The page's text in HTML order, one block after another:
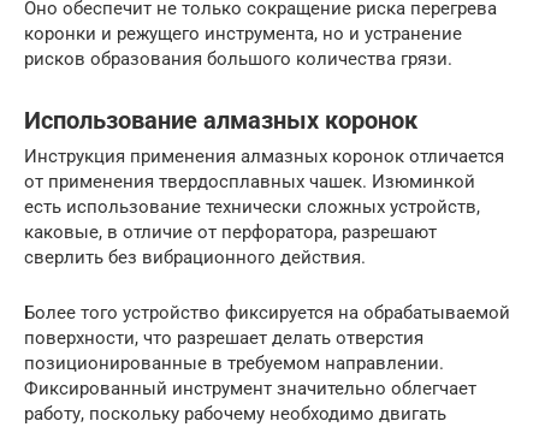
Оно обеспечит не только сокращение риска перегрева
коронки и режущего инструмента, но и устранение
рисков образования большого количества грязи.
Использование алмазных коронок
Инструкция применения алмазных коронок отличается
от применения твердосплавных чашек. Изюминкой
есть использование технически сложных устройств,
каковые, в отличие от перфоратора, разрешают
сверлить без вибрационного действия.
Более того устройство фиксируется на обрабатываемой
поверхности, что разрешает делать отверстия
позиционированные в требуемом направлении.
Фиксированный инструмент значительно облегчает
работу, поскольку рабочему необходимо двигать